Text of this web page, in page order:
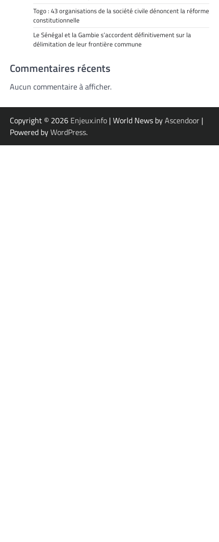
Togo : 43 organisations de la société civile dénoncent la réforme
constitutionnelle
Le Sénégal et la Gambie s’accordent définitivement sur la
délimitation de leur frontière commune
Commentaires récents
Aucun commentaire à afficher.
Copyright © 2026 Enjeux.info | World News byAscendoor |
Powered byWordPress.